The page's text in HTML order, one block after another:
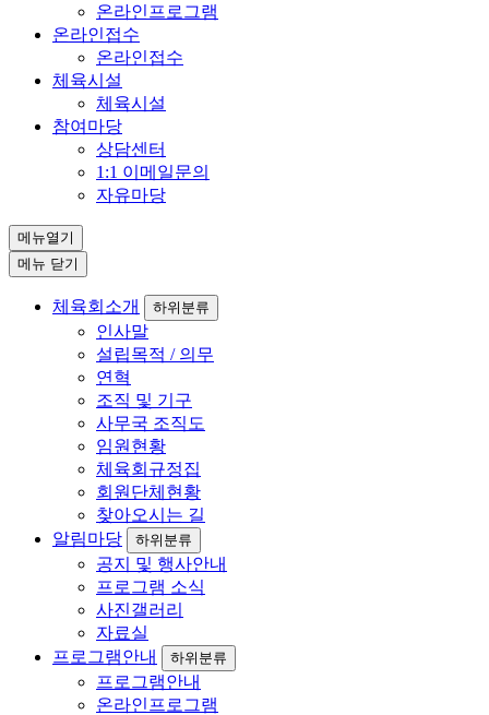
온라인프로그램
온라인접수
온라인접수
체육시설
체육시설
참여마당
상담센터
1:1 이메일문의
자유마당
메뉴열기
메뉴 닫기
체육회소개 하위분류
인사말
설립목적 / 의무
연혁
조직 및 기구
사무국 조직도
임원현황
체육회규정집
회원단체현황
찾아오시는 길
알림마당
하위분류
공지 및 행사안내
프로그램 소식
사진갤러리
자료실
프로그램안내
하위분류
프로그램안내
온라인프로그램